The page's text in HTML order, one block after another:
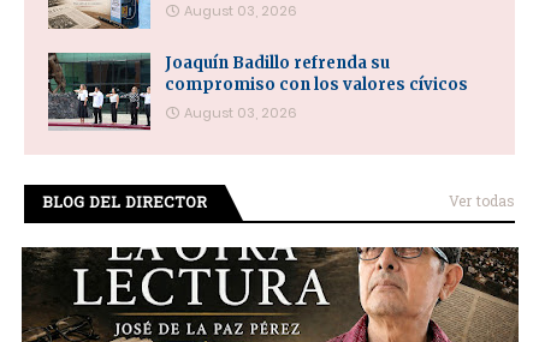
August 03, 2026
Joaquín Badillo refrenda su
compromiso con los valores cívicos
August 03, 2026
BLOG DEL DIRECTOR Ver todas